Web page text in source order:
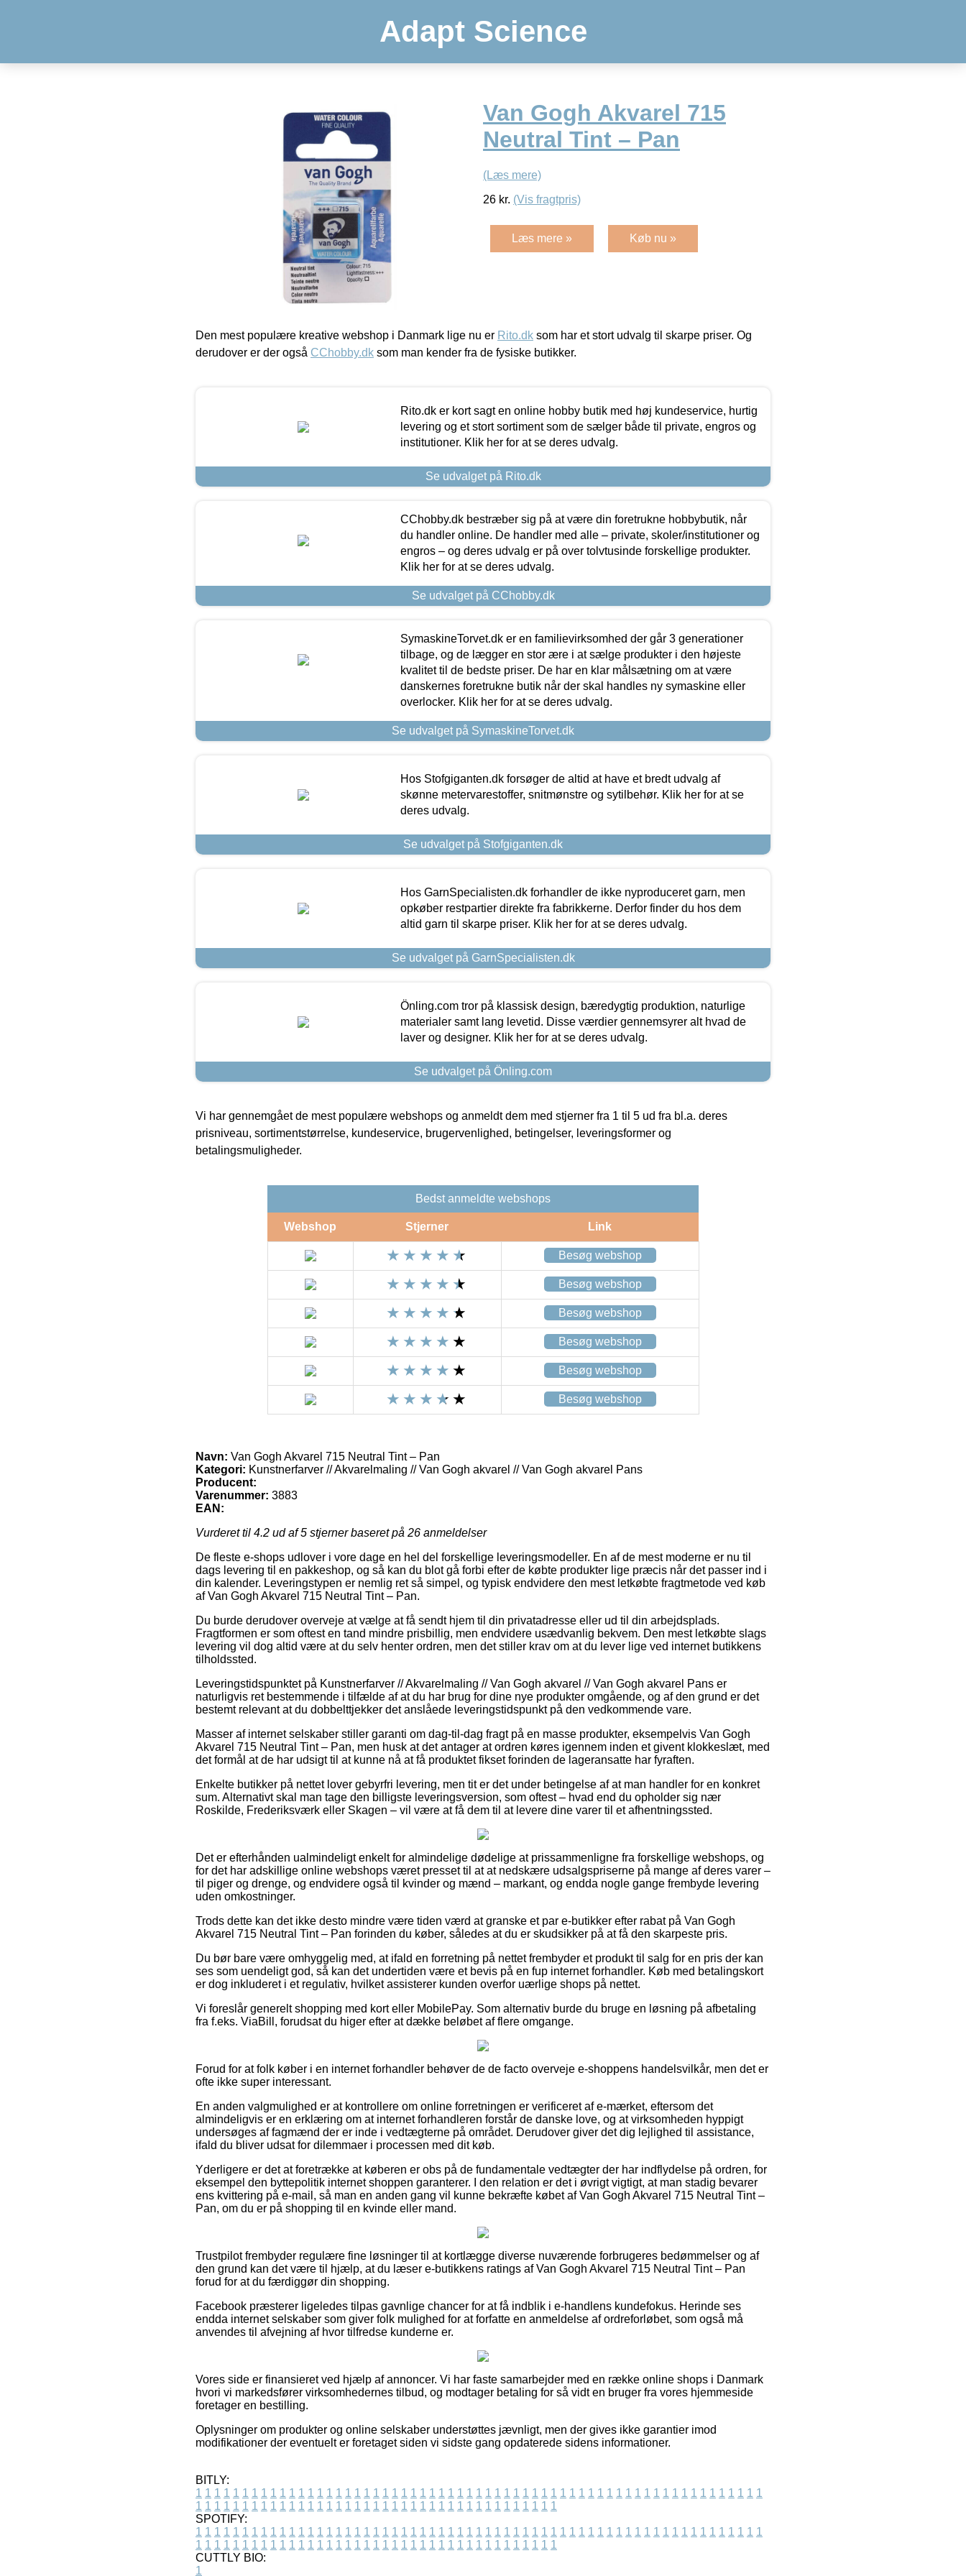
Adapt Science
Van Gogh Akvarel 715
Neutral Tint – Pan
(Læs mere)
26 kr. (Vis fragtpris)
Læs mere » Køb nu »
Den mest populære kreative webshop i Danmark lige nu er Rito.dk som har et stort udvalg til skarpe priser. Og
derudover er der også CChobby.dk som man kender fra de fysiske butikker.
Rito.dk er kort sagt en online hobby butik med høj kundeservice, hurtig
levering og et stort sortiment som de sælger både til private, engros og
institutioner. Klik her for at se deres udvalg.
Se udvalget på Rito.dk
CChobby.dk bestræber sig på at være din foretrukne hobbybutik, når
du handler online. De handler med alle – private, skoler/institutioner og
engros – og deres udvalg er på over tolvtusinde forskellige produkter.
Klik her for at se deres udvalg.
Se udvalget på CChobby.dk
SymaskineTorvet.dk er en familievirksomhed der går 3 generationer
tilbage, og de lægger en stor ære i at sælge produkter i den højeste
kvalitet til de bedste priser. De har en klar målsætning om at være
danskernes foretrukne butik når der skal handles ny symaskine eller
overlocker. Klik her for at se deres udvalg.
Se udvalget på SymaskineTorvet.dk
Hos Stofgiganten.dk forsøger de altid at have et bredt udvalg af
skønne metervarestoffer, snitmønstre og sytilbehør. Klik her for at se
deres udvalg.
Se udvalget på Stofgiganten.dk
Hos GarnSpecialisten.dk forhandler de ikke nyproduceret garn, men
opkøber restpartier direkte fra fabrikkerne. Derfor finder du hos dem
altid garn til skarpe priser. Klik her for at se deres udvalg.
Se udvalget på GarnSpecialisten.dk
Önling.com tror på klassisk design, bæredygtig produktion, naturlige
materialer samt lang levetid. Disse værdier gennemsyrer alt hvad de
laver og designer. Klik her for at se deres udvalg.
Se udvalget på Önling.com
Vi har gennemgået de mest populære webshops og anmeldt dem med stjerner fra 1 til 5 ud fra bl.a. deres
prisniveau, sortimentstørrelse, kundeservice, brugervenlighed, betingelser, leveringsformer og
betalingsmuligheder.
Bedst anmeldte webshops
Webshop Stjerner Link
Besøg webshop
Besøg webshop
Besøg webshop
Besøg webshop
Besøg webshop
Besøg webshop
Navn: Van Gogh Akvarel 715 Neutral Tint – Pan
Kategori: Kunstnerfarver // Akvarelmaling // Van Gogh akvarel // Van Gogh akvarel Pans
Producent:
Varenummer: 3883
EAN:
Vurderet til 4.2 ud af 5 stjerner baseret på 26 anmeldelser
De fleste e-shops udlover i vore dage en hel del forskellige leveringsmodeller. En af de mest moderne er nu til
dags levering til en pakkeshop, og så kan du blot gå forbi efter de købte produkter lige præcis når det passer ind i
din kalender. Leveringstypen er nemlig ret så simpel, og typisk endvidere den mest letkøbte fragtmetode ved køb
af Van Gogh Akvarel 715 Neutral Tint – Pan.
Du burde derudover overveje at vælge at få sendt hjem til din privatadresse eller ud til din arbejdsplads.
Fragtformen er som oftest en tand mindre prisbillig, men endvidere usædvanlig bekvem. Den mest letkøbte slags
levering vil dog altid være at du selv henter ordren, men det stiller krav om at du lever lige ved internet butikkens
tilholdssted.
Leveringstidspunktet på Kunstnerfarver // Akvarelmaling // Van Gogh akvarel // Van Gogh akvarel Pans er
naturligvis ret bestemmende i tilfælde af at du har brug for dine nye produkter omgående, og af den grund er det
bestemt relevant at du dobbelttjekker det anslåede leveringstidspunkt på den vedkommende vare.
Masser af internet selskaber stiller garanti om dag-til-dag fragt på en masse produkter, eksempelvis Van Gogh
Akvarel 715 Neutral Tint – Pan, men husk at det antager at ordren køres igennem inden et givent klokkeslæt, med
det formål at de har udsigt til at kunne nå at få produktet fikset forinden de lageransatte har fyraften.
Enkelte butikker på nettet lover gebyrfri levering, men tit er det under betingelse af at man handler for en konkret
sum. Alternativt skal man tage den billigste leveringsversion, som oftest – hvad end du opholder sig nær
Roskilde, Frederiksværk eller Skagen – vil være at få dem til at levere dine varer til et afhentningssted.
Det er efterhånden ualmindeligt enkelt for almindelige dødelige at prissammenligne fra forskellige webshops, og
for det har adskillige online webshops været presset til at at nedskære udsalgspriserne på mange af deres varer –
til piger og drenge, og endvidere også til kvinder og mænd – markant, og endda nogle gange frembyde levering
uden omkostninger.
Trods dette kan det ikke desto mindre være tiden værd at granske et par e-butikker efter rabat på Van Gogh
Akvarel 715 Neutral Tint – Pan forinden du køber, således at du er skudsikker på at få den skarpeste pris.
Du bør bare være omhyggelig med, at ifald en forretning på nettet frembyder et produkt til salg for en pris der kan
ses som uendeligt god, så kan det undertiden være et bevis på en fup internet forhandler. Køb med betalingskort
er dog inkluderet i et regulativ, hvilket assisterer kunden overfor uærlige shops på nettet.
Vi foreslår generelt shopping med kort eller MobilePay. Som alternativ burde du bruge en løsning på afbetaling
fra f.eks. ViaBill, forudsat du higer efter at dække beløbet af flere omgange.
Forud for at folk køber i en internet forhandler behøver de de facto overveje e-shoppens handelsvilkår, men det er
ofte ikke super interessant.
En anden valgmulighed er at kontrollere om online forretningen er verificeret af e-mærket, eftersom det
almindeligvis er en erklæring om at internet forhandleren forstår de danske love, og at virksomheden hyppigt
undersøges af fagmænd der er inde i vedtægterne på området. Derudover giver det dig lejlighed til assistance,
ifald du bliver udsat for dilemmaer i processen med dit køb.
Yderligere er det at foretrække at køberen er obs på de fundamentale vedtægter der har indflydelse på ordren, for
eksempel den byttepolitik internet shoppen garanterer. I den relation er det i øvrigt vigtigt, at man stadig bevarer
ens kvittering på e-mail, så man en anden gang vil kunne bekræfte købet af Van Gogh Akvarel 715 Neutral Tint –
Pan, om du er på shopping til en kvinde eller mand.
Trustpilot frembyder regulære fine løsninger til at kortlægge diverse nuværende forbrugeres bedømmelser og af
den grund kan det være til hjælp, at du læser e-butikkens ratings af Van Gogh Akvarel 715 Neutral Tint – Pan
forud for at du færdiggør din shopping.
Facebook præsterer ligeledes tilpas gavnlige chancer for at få indblik i e-handlens kundefokus. Herinde ses
endda internet selskaber som giver folk mulighed for at forfatte en anmeldelse af ordreforløbet, som også må
anvendes til afvejning af hvor tilfredse kunderne er.
Vores side er finansieret ved hjælp af annoncer. Vi har faste samarbejder med en række online shops i Danmark
hvori vi markedsfører virksomhedernes tilbud, og modtager betaling for så vidt en bruger fra vores hjemmeside
foretager en bestilling.
Oplysninger om produkter og online selskaber understøttes jævnligt, men der gives ikke garantier imod
modifikationer der eventuelt er foretaget siden vi sidste gang opdaterede sidens informationer.
BITLY:
1 1 1 1 1 1 1 1 1 1 1 1 1 1 1 1 1 1 1 1 1 1 1 1 1 1 1 1 1 1 1 1 1 1 1 1 1 1 1 1 1 1 1 1 1 1 1 1 1 1 1 1 1 1 1 1 1 1 1 1 1
1 1 1 1 1 1 1 1 1 1 1 1 1 1 1 1 1 1 1 1 1 1 1 1 1 1 1 1 1 1 1 1 1 1 1 1 1 1 1
SPOTIFY:
1 1 1 1 1 1 1 1 1 1 1 1 1 1 1 1 1 1 1 1 1 1 1 1 1 1 1 1 1 1 1 1 1 1 1 1 1 1 1 1 1 1 1 1 1 1 1 1 1 1 1 1 1 1 1 1 1 1 1 1 1
1 1 1 1 1 1 1 1 1 1 1 1 1 1 1 1 1 1 1 1 1 1 1 1 1 1 1 1 1 1 1 1 1 1 1 1 1 1 1
CUTTLY BIO:
1